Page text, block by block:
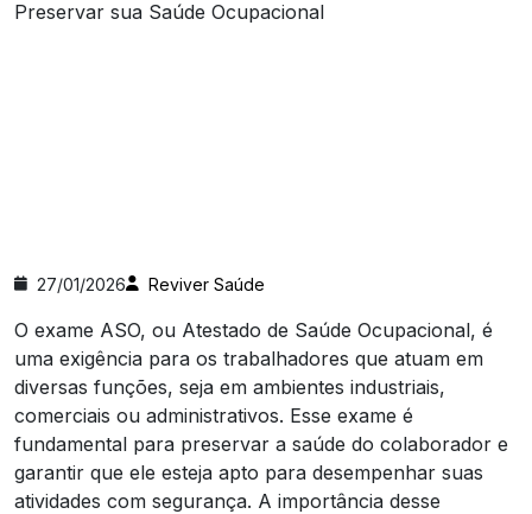
27/01/2026 Reviver Saúde
O exame ASO, ou Atestado de Saúde Ocupacional, é
uma exigência para os trabalhadores que atuam em
diversas funções, seja em ambientes industriais,
comerciais ou administrativos. Esse exame é
fundamental para preservar a saúde do colaborador e
garantir que ele esteja apto para desempenhar suas
atividades com segurança. A importância desse